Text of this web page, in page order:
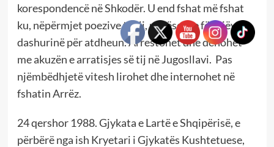
korespondencë në Shkodër. U end fshat më fshat
ku, nëpërmjet poezive të tij, u mësonte fëmijëve
dashurinë për atdheun. Arrestohet dhe dënohet
me akuzën e arratisjes së tij në Jugosllavi. Pas
njëmbëdhjetë vitesh lirohet dhe internohet në
fshatin Arrëz.
24 qershor 1988. Gjykata e Lartë e Shqipërisë, e
përbërë nga ish Kryetari i Gjykatës Kushtetuese,